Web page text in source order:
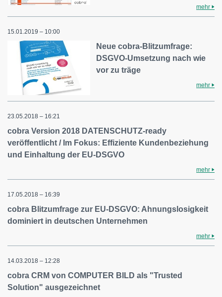
mehr
15.01.2019 – 10:00
Neue cobra-Blitzumfrage:
DSGVO-Umsetzung nach wie
vor zu träge
mehr
23.05.2018 – 16:21
cobra Version 2018 DATENSCHUTZ-ready
veröffentlicht / Im Fokus: Effiziente Kundenbeziehung
und Einhaltung der EU-DSGVO
mehr
17.05.2018 – 16:39
cobra Blitzumfrage zur EU-DSGVO: Ahnungslosigkeit
dominiert in deutschen Unternehmen
mehr
14.03.2018 – 12:28
cobra CRM von COMPUTER BILD als "Trusted
Solution" ausgezeichnet